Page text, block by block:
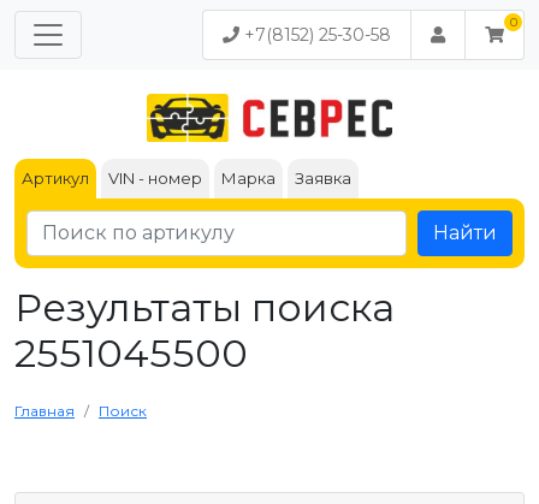
+7(8152) 25-30-58
Артикул VIN - номер Марка Заявка
Найти
Результаты поиска
2551045500
Главная Поиск